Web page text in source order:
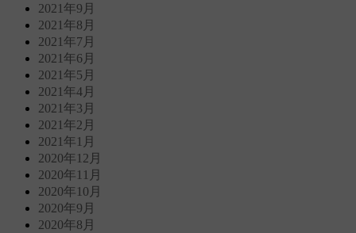
2021年9月
2021年8月
2021年7月
2021年6月
2021年5月
2021年4月
2021年3月
2021年2月
2021年1月
2020年12月
2020年11月
2020年10月
2020年9月
2020年8月